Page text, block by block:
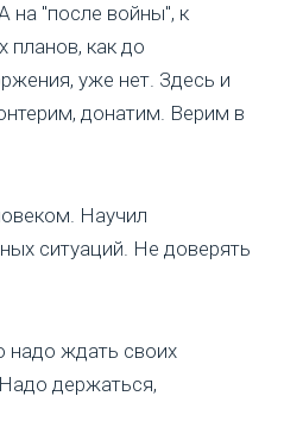
на "после войны", к
планов, как до
уже нет. Здесь и
донатим. Верим в
Научил
ситуаций. Не доверять
надо ждать своих
держаться,